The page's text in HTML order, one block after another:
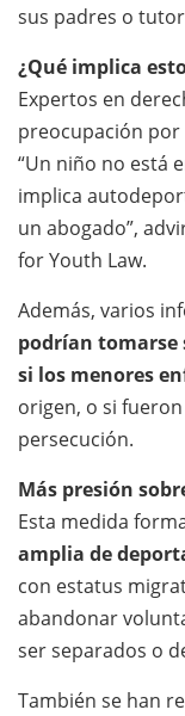
sus padres o
¿Qué implica
Expertos en
preocupación por
“Un niño no está
implica
un abogado”,
for Youth Law.
Además, varios
podrían tomarse
si los menores
origen, o si
persecución.
Más presión
Esta medida
amplia de
con estatus
abandonar
ser separados o
También se han